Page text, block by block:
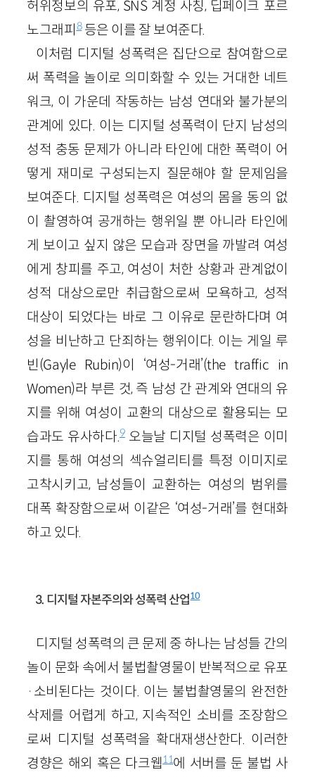
허위정보의 유포, SNS 계정 사칭, 딥페이크 포르
노그래피8등은 이를 잘 보여준다.
이처럼 디지털 성폭력은 집단으로 참여함으로
써 폭력을 놀이로 의미화할 수 있는 거대한 네트
워크, 이 가운데 작동하는 남성 연대와 불가분의
관계에 있다. 이는 디지털 성폭력이 단지 남성의
성적 충동 문제가 아니라 타인에 대한 폭력이 어
떻게 재미로 구성되는지 질문해야 할 문제임을
보여준다. 디지털 성폭력은 여성의 몸을 동의 없
이 촬영하여 공개하는 행위일 뿐 아니라 타인에
게 보이고 싶지 않은 모습과 장면을 까발려 여성
에게 창피를 주고, 여성이 처한 상황과 관계없이
성적 대상으로만 취급함으로써 모욕하고, 성적
대상이 되었다는 바로 그 이유로 문란하다며 여
성을 비난하고 단죄하는 행위이다. 이는 게일 루
빈(Gayle Rubin)이 ‘여성-거래’(the traffic in
Women)라 부른 것, 즉 남성 간 관계와 연대의 유
지를 위해 여성이 교환의 대상으로 활용되는 모
습과도 유사하다.9오늘날 디지털 성폭력은 이미
지를 통해 여성의 섹슈얼리티를 특정 이미지로
고착시키고, 남성들이 교환하는 여성의 범위를
대폭 확장함으로써 이같은 ‘여성-거래’를 현대화
하고 있다.
3. 디지털 자본주의와 성폭력 산업10
디지털 성폭력의 큰 문제 중 하나는 남성들 간의
놀이 문화 속에서 불법촬영물이 반복적으로 유포
·소비된다는 것이다. 이는 불법촬영물의 완전한
삭제를 어렵게 하고, 지속적인 소비를 조장함으
로써 디지털 성폭력을 확대재생산한다. 이러한
경향은 해외 혹은 다크웹11에 서버를 둔 불법 사